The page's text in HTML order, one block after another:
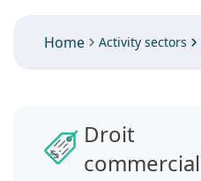
Home Activity sectors
Droit
commercial